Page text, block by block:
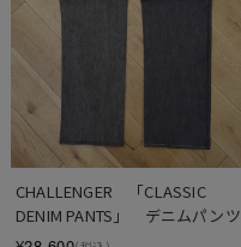
CHALLENGER　「CLASSIC
DENIM PANTS」　デニムパンツ